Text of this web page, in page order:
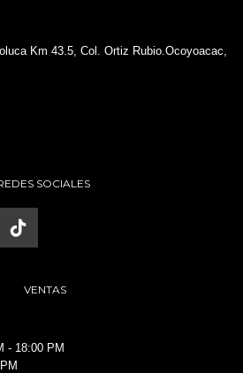
Km 43.5, Col. Ortiz Rubio.Ocoyoacac,
SOCIALES
VENTAS
- 18:00 PM